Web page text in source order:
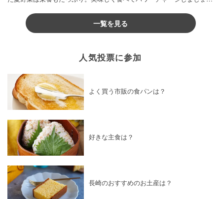
一覧を見る
人気投票に参加
よく買う市販の食パンは？
好きな主食は？
長崎のおすすめのお土産は？